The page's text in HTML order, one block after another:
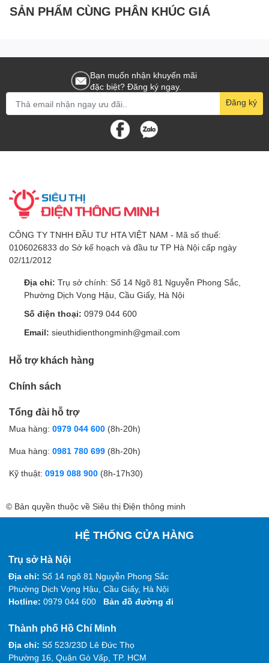
SẢN PHẨM CÙNG PHÂN KHÚC GIÁ
Bạn muốn nhận khuyến mãi
đặc biệt? Đăng ký ngay.
Đăng ký
CÔNG TY TNHH ĐẦU TƯ HTA VIỆT NAM - Mã số thuế:
0106026833 do Sở kế hoạch và đầu tư TP Hà Nội cấp ngày
02/11/2012
Địa chỉ: Trụ sở chính: Số 14 Ngõ 81 Nguyễn Phong Sắc,
Phường Dịch Vọng Hậu, Cầu Giấy, Hà Nội
Số điện thoại: 0979 044 600
Email: sieuthidienthongminh@gmail.com
Hỗ trợ khách hàng
Chính sách
Tổng đài hỗ trợ
Mua hàng: 0979 044 600 (8h-20h)
Mua hàng: 0981 780 699 (8h-20h)
Kỹ thuật: 0919 088 900 (8h-17h30)
© Bản quyền thuộc về Siêu thị Điện thông minh
HỆ THỐNG CỬA HÀNG
Trụ sở Hà Nội
Địa chỉ: Số 14 ngõ 81 Nguyễn Phong Sắc
Phường Dịch Vọng Hậu, Cầu Giấy, Hà Nội
Hotline: 0979 044 600 Bản đồ đường đi
Thành phố Hồ Chí Minh
Địa chỉ: Số 523/23D Lê Đức Thọ
Phường 16, Quận Gò Vấp, TP. HCM